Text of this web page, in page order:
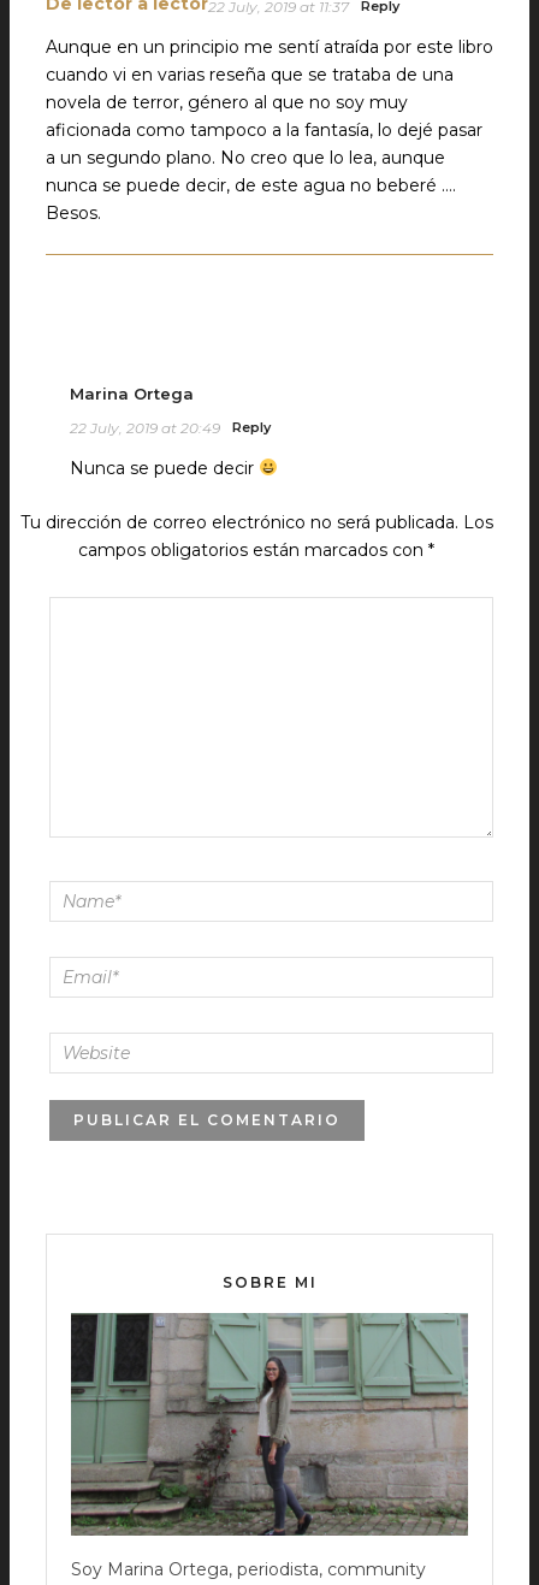
22 July, 2019 at 11:37 Reply
Aunque en un principio me sentí atraída por este libro
cuando vi en varias reseña que se trataba de una
novela de terror, género al que no soy muy
aficionada como tampoco a la fantasía, lo dejé pasar
a un segundo plano. No creo que lo lea, aunque
nunca se puede decir, de este agua no beberé ….
Besos.
Marina Ortega
22 July, 2019 at 20:49 Reply
Nunca se puede decir
Tu dirección de correo electrónico no será publicada. Los
campos obligatorios están marcados con*
SOBRE MI
Soy Marina Ortega, periodista, community